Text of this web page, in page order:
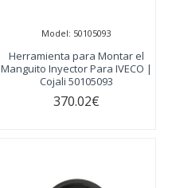
Model: 50105093
Herramienta para Montar el
Manguito Inyector Para IVECO |
Cojali 50105093
370.02€